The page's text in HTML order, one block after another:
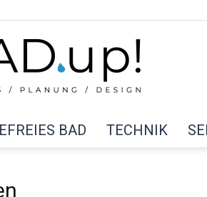
BAD TECHNIK